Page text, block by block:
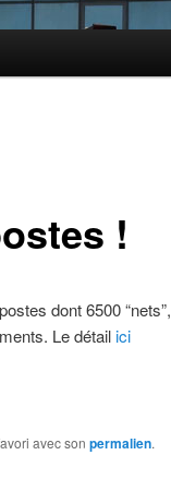
!
dont 6500 “nets”,
Le détailici
avec son permalien.